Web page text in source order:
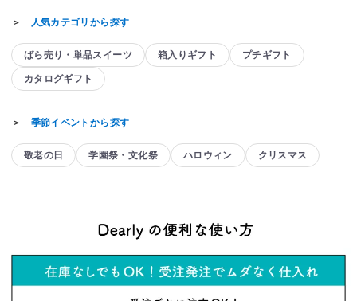
＞ 人気カテゴリから探す
ばら売り・単品スイーツ 箱入りギフト プチギフト
カタログギフト
＞ 季節イベントから探す
敬老の日 学園祭・文化祭 ハロウィン クリスマス